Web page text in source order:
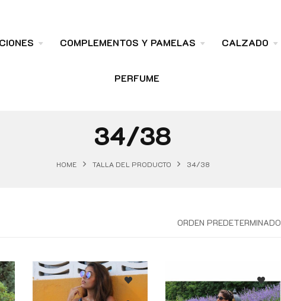
COMPLEMENTOS Y PAMELAS CALZADO
PERFUME
34/38
HOME TALLA DEL PRODUCTO 34/38
ORDEN PREDETERMINADO